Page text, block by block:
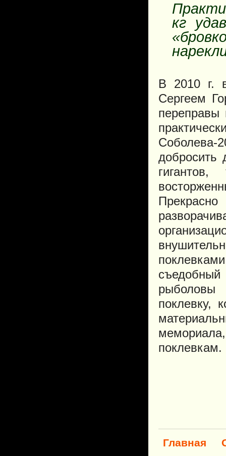
кг
В 2010 г.
Сергеем
Соболева-
добросить
поклевку,
поклевкам.
Главная